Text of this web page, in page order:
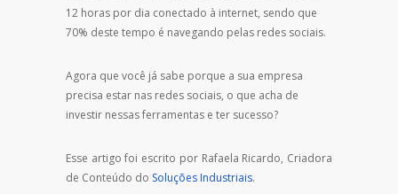
12 horas por dia conectado à internet, sendo que
70% deste tempo é navegando pelas redes sociais.
Agora que você já sabe porque a sua empresa
precisa estar nas redes sociais, o que acha de
investir nessas ferramentas e ter sucesso?
Esse artigo foi escrito por Rafaela Ricardo, Criadora
de Conteúdo do Soluções Industriais.